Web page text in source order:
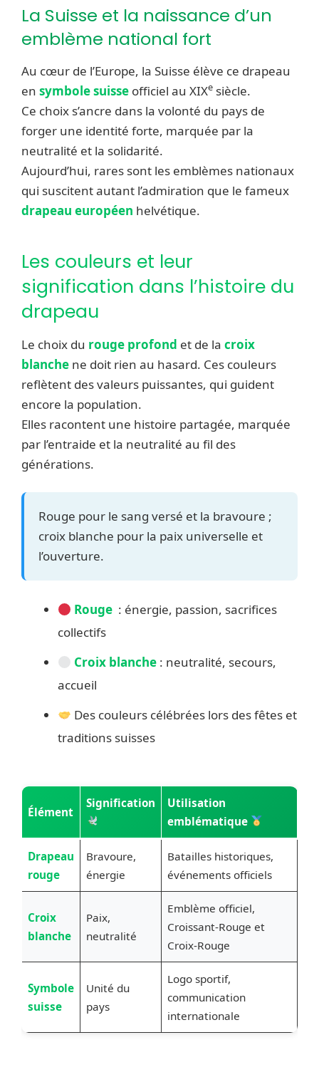
La Suisse et la naissance d’un
emblème national fort
Au cœur de l’Europe, la Suisse élève ce drapeau
en symbole suisse officiel au XIXe siècle.
Ce choix s’ancre dans la volonté du pays de
forger une identité forte, marquée par la
neutralité et la solidarité.
Aujourd’hui, rares sont les emblèmes nationaux
qui suscitent autant l’admiration que le fameux
drapeau européen helvétique.
Les couleurs et leur
signification dans l’histoire du
drapeau
Le choix du rouge profond et de la croix
blanche ne doit rien au hasard. Ces couleurs
reflètent des valeurs puissantes, qui guident
encore la population.
Elles racontent une histoire partagée, marquée
par l’entraide et la neutralité au fil des
générations.
Rouge pour le sang versé et la bravoure ;
croix blanche pour la paix universelle et
l’ouverture.
Rouge : énergie, passion, sacrifices
collectifs
Croix blanche : neutralité, secours,
accueil
Des couleurs célébrées lors des fêtes et
traditions suisses
Élément
Signification
Utilisation
emblématique
Drapeau
rouge
Bravoure,
énergie
Batailles historiques,
événements officiels
Croix
blanche
Paix,
neutralité
Emblème officiel,
Croissant-Rouge et
Croix-Rouge
Symbole
suisse
Unité du
pays
Logo sportif,
communication
internationale